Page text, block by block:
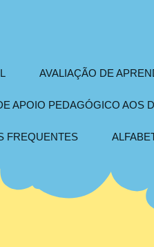
AVALIAÇÃO DE
APOIO PEDAGÓGICO AOS
FREQUENTES